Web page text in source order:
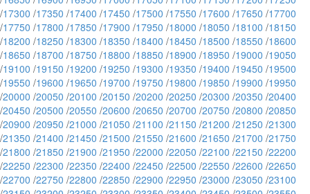
/17300 /17350 /17400 /17450 /17500 /17550 /17600 /17650 /17700
/17750 /17800 /17850 /17900 /17950 /18000 /18050 /18100 /18150
/18200 /18250 /18300 /18350 /18400 /18450 /18500 /18550 /18600
/18650 /18700 /18750 /18800 /18850 /18900 /18950 /19000 /19050
/19100 /19150 /19200 /19250 /19300 /19350 /19400 /19450 /19500
/19550 /19600 /19650 /19700 /19750 /19800 /19850 /19900 /19950
/20000 /20050 /20100 /20150 /20200 /20250 /20300 /20350 /20400
/20450 /20500 /20550 /20600 /20650 /20700 /20750 /20800 /20850
/20900 /20950 /21000 /21050 /21100 /21150 /21200 /21250 /21300
/21350 /21400 /21450 /21500 /21550 /21600 /21650 /21700 /21750
/21800 /21850 /21900 /21950 /22000 /22050 /22100 /22150 /22200
/22250 /22300 /22350 /22400 /22450 /22500 /22550 /22600 /22650
/22700 /22750 /22800 /22850 /22900 /22950 /23000 /23050 /23100